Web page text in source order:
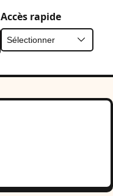
Accès rapide